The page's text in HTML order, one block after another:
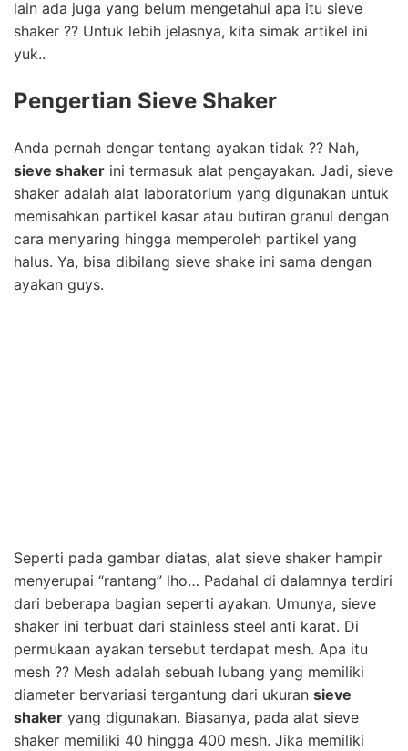
lain ada juga yang belum mengetahui apa itu sieve
shaker ?? Untuk lebih jelasnya, kita simak artikel ini
yuk..
Pengertian Sieve Shaker
Anda pernah dengar tentang ayakan tidak ?? Nah,
sieve shaker ini termasuk alat pengayakan. Jadi, sieve
shaker adalah alat laboratorium yang digunakan untuk
memisahkan partikel kasar atau butiran granul dengan
cara menyaring hingga memperoleh partikel yang
halus. Ya, bisa dibilang sieve shake ini sama dengan
ayakan guys.
Seperti pada gambar diatas, alat sieve shaker hampir
menyerupai “rantang” lho… Padahal di dalamnya terdiri
dari beberapa bagian seperti ayakan. Umunya, sieve
shaker ini terbuat dari stainless steel anti karat. Di
permukaan ayakan tersebut terdapat mesh. Apa itu
mesh ?? Mesh adalah sebuah lubang yang memiliki
diameter bervariasi tergantung dari ukuran sieve
shaker yang digunakan. Biasanya, pada alat sieve
shaker memiliki 40 hingga 400 mesh. Jika memiliki